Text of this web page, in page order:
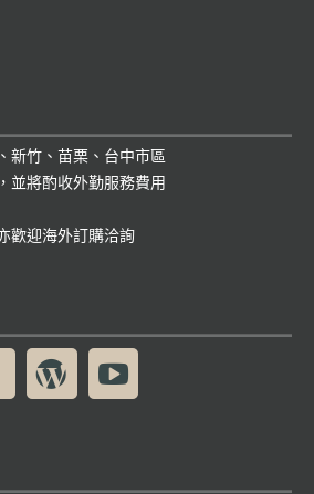
新竹、苗栗、台中市區
並將酌收外勤服務費用
歡迎海外訂購洽詢